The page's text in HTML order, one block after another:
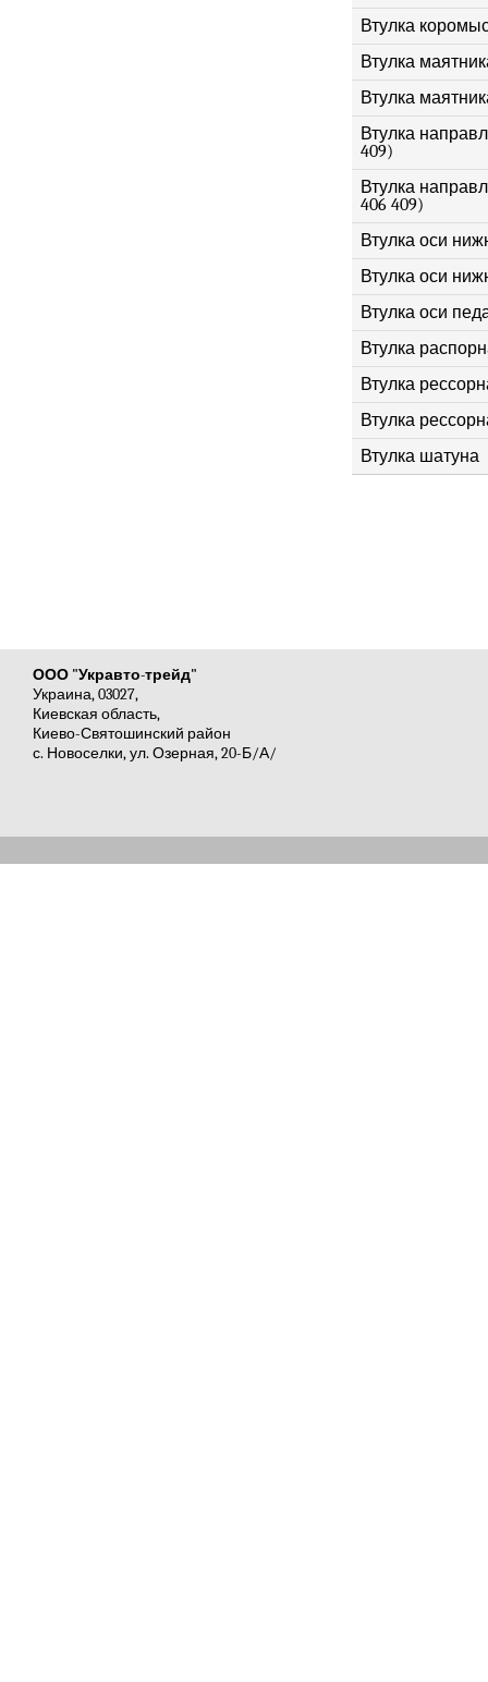
Втулка
Втулка
Втулка
Втулка
409)
Втулка
406 409)
Втулка оси
Втулка оси
Втулка оси
Втулка
Втулка
Втулка
Втулка шатуна
ООО "Укравто-трейд"
Украина, 03027,
Киевская область,
Киево-Святошинский район
с. Новоселки, ул. Озерная, 20-Б/А/